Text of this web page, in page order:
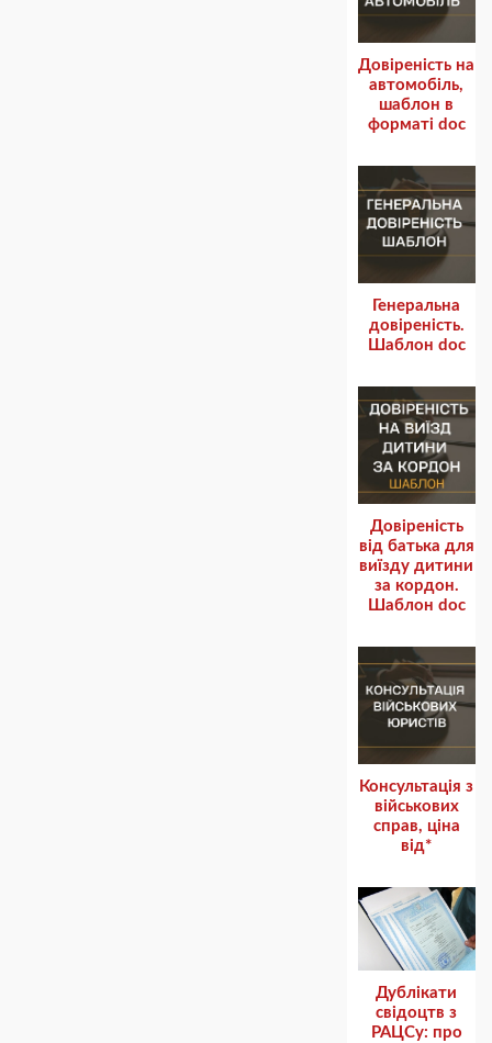
Довіреність на
автомобіль,
шаблон в
форматі doc
Генеральна
довіреність.
Шаблон doc
Довіреність
від батька для
виїзду дитини
за кордон.
Шаблон doc
Консультація з
військових
справ, ціна
від*
Дублікати
свідоцтв з
РАЦСу: про